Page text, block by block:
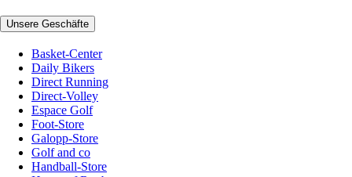
Unsere Geschäfte
Basket-Center
Daily Bikers
Direct Running
Direct-Volley
Espace Golf
Foot-Store
Galopp-Store
Golf and co
Handball-Store